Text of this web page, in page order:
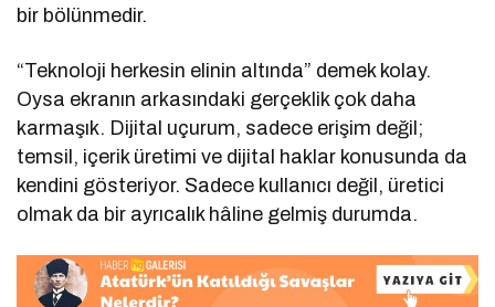
bir bölünmedir.
“Teknoloji herkesin elinin altında” demek kolay.
Oysa ekranın arkasındaki gerçeklik çok daha
karmaşık. Dijital uçurum, sadece erişim değil;
temsil, içerik üretimi ve dijital haklar konusunda da
kendini gösteriyor. Sadece kullanıcı değil, üretici
olmak da bir ayrıcalık hâline gelmiş durumda.